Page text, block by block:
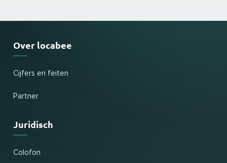
Over locabee
Cijfers en feiten
Partner
Juridisch
Colofon